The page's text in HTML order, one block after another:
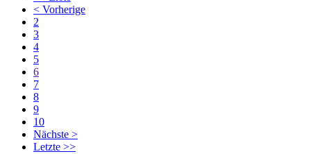
< Vorherige
2
3
4
5
6
7
8
9
10
Nächste >
Letzte >>